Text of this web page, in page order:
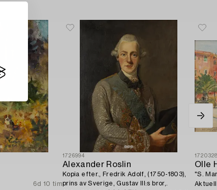
6d 10 tim
1726994
Alexander Roslin
Kopia efter., Fredrik Adolf, (1750-1803),
prins av Sverige, Gustav III:s bror,.
Olle
"S.